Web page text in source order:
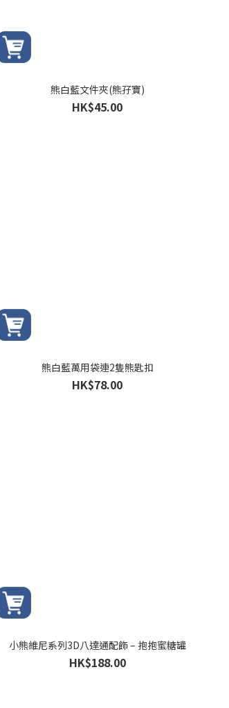
熊白藍文件夾(熊孖寶)
HK$45.00
熊白藍萬用袋連2隻熊匙扣
HK$78.00
小熊維尼系列3D八達通配飾 – 抱抱蜜糖罐
HK$188.00